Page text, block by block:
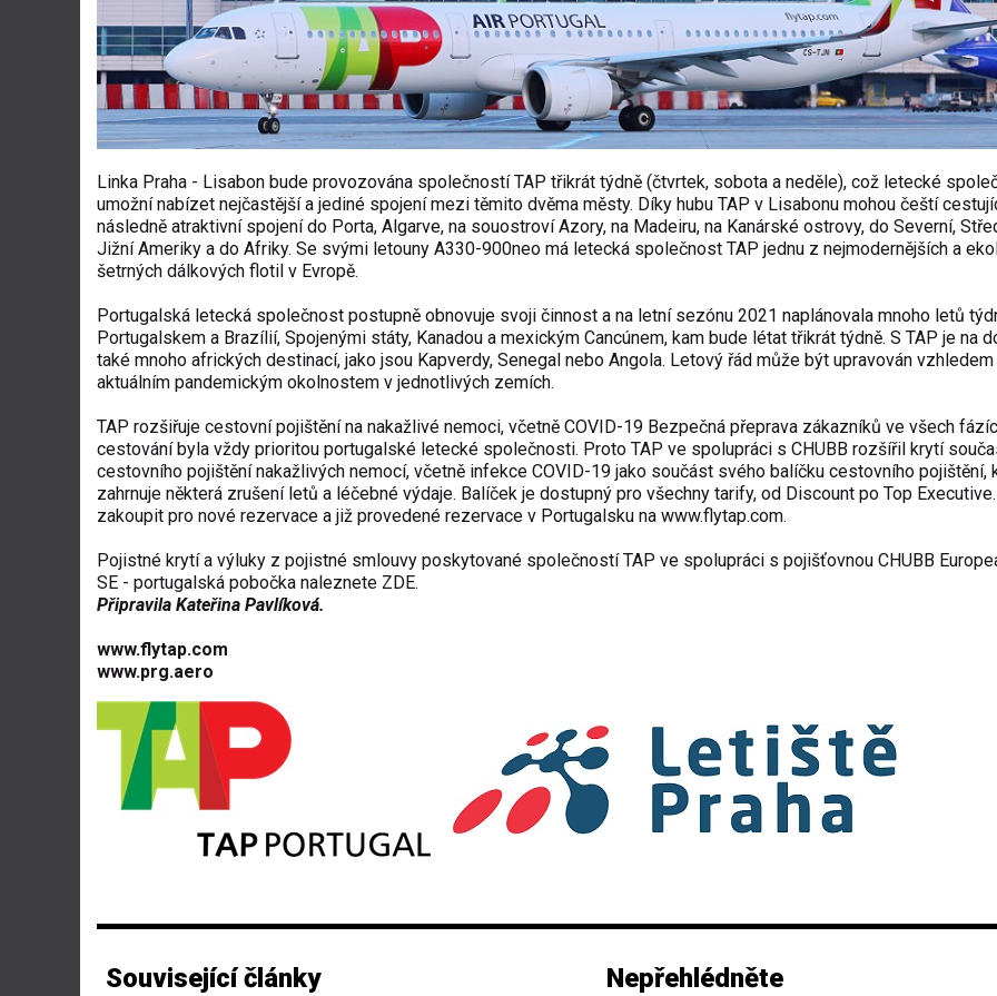
Linka Praha - Lisabon bude provozována společností TAP třikrát týdně (čtvrtek, sobota a neděle), což letecké
umožní nabízet nejčastější a jediné spojení mezi těmito dvěma městy. Díky hubu TAP v Lisabonu mohou čeští
následně atraktivní spojení do Porta, Algarve, na souostroví Azory, na Madeiru, na Kanárské ostrovy, do Severní,
Jižní Ameriky a do Afriky. Se svými letouny A330-900neo má letecká společnost TAP jednu z nejmodernějších a
šetrných dálkových flotil v Evropě.
Portugalská letecká společnost postupně obnovuje svoji činnost a na letní sezónu 2021 naplánovala mnoho letů
Portugalskem a Brazílií, Spojenými státy, Kanadou a mexickým Cancúnem, kam bude létat třikrát týdně. S TAP je na
také mnoho afrických destinací, jako jsou Kapverdy, Senegal nebo Angola. Letový řád může být upravován
aktuálním pandemickým okolnostem v jednotlivých zemích.
TAP rozšiřuje cestovní pojištění na nakažlivé nemoci, včetně COVID-19 Bezpečná přeprava zákazníků ve všech
cestování byla vždy prioritou portugalské letecké společnosti. Proto TAP ve spolupráci s CHUBB rozšířil krytí
cestovního pojištění nakažlivých nemocí, včetně infekce COVID-19 jako součást svého balíčku cestovního pojištění,
zahrnuje některá zrušení letů a léčebné výdaje. Balíček je dostupný pro všechny tarify, od Discount po Top
zakoupit pro nové rezervace a již provedené rezervace v Portugalsku na www.flytap.com.
Pojistné krytí a výluky z pojistné smlouvy poskytované společností TAP ve spolupráci s pojišťovnou CHUBB
SE - portugalská pobočka naleznete ZDE.
Připravila Kateřina Pavlíková.
www.flytap.com
www.prg.aero
Související články Nepřehlédněte